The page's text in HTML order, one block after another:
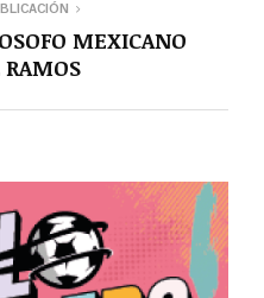
MEXICANO